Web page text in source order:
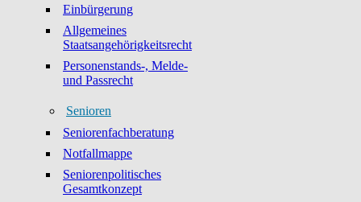
Einbürgerung
Allgemeines
Staatsangehörigkeitsrecht
Personenstands-, Melde-
und Passrecht
Senioren
Seniorenfachberatung
Notfallmappe
Seniorenpolitisches
Gesamtkonzept